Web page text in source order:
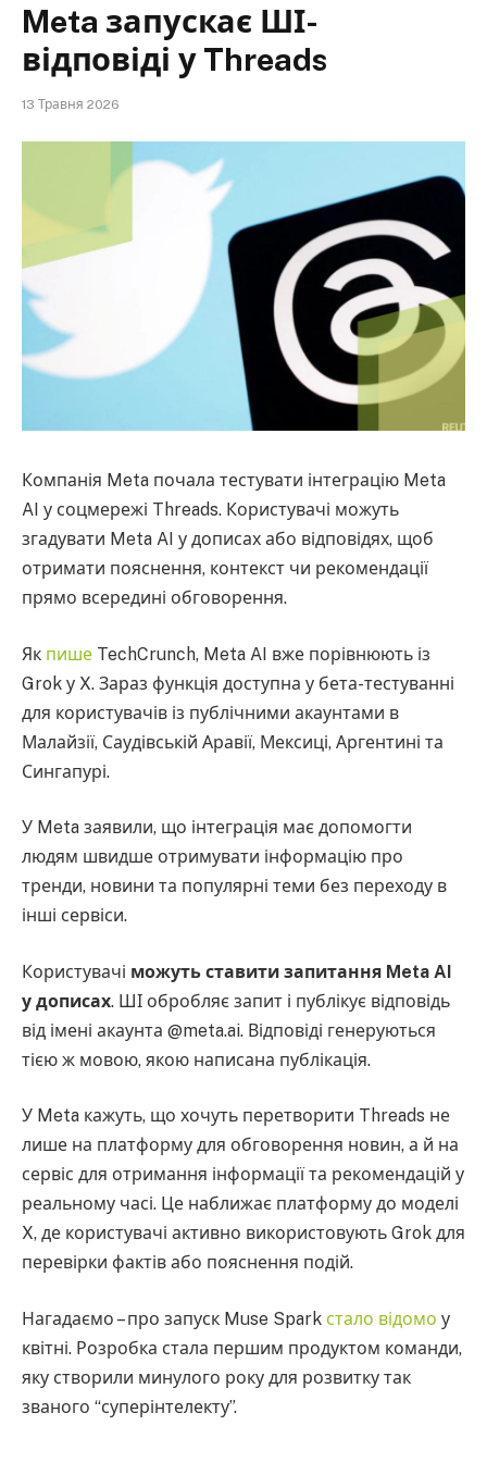
Meta запускає ШІ-
відповіді у Threads
13 Травня 2026
Компанія Meta почала тестувати інтеграцію Meta
AI у соцмережі Threads. Користувачі можуть
згадувати Meta AI у дописах або відповідях, щоб
отримати пояснення, контекст чи рекомендації
прямо всередині обговорення.
Як пише TechCrunch, Meta AI вже порівнюють із
Grok у X. Зараз функція доступна у бета-тестуванні
для користувачів із публічними акаунтами в
Малайзії, Саудівській Аравії, Мексиці, Аргентині та
Сингапурі.
У Meta заявили, що інтеграція має допомогти
людям швидше отримувати інформацію про
тренди, новини та популярні теми без переходу в
інші сервіси.
Користувачі можуть ставити запитання Meta AI
у дописах. ШІ обробляє запит і публікує відповідь
від імені акаунта @meta.ai. Відповіді генеруються
тією ж мовою, якою написана публікація.
У Meta кажуть, що хочуть перетворити Threads не
лише на платформу для обговорення новин, а й на
сервіс для отримання інформації та рекомендацій у
реальному часі. Це наближає платформу до моделі
X, де користувачі активно використовують Grok для
перевірки фактів або пояснення подій.
Нагадаємо – про запуск Muse Spark стало відомо у
квітні. Розробка стала першим продуктом команди,
яку створили минулого року для розвитку так
званого “суперінтелекту”.